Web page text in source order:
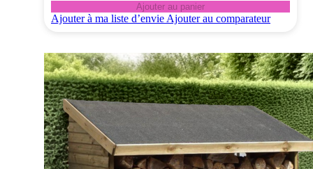
Ajouter au panier
Ajouter à ma liste d’envie Ajouter au comparateur